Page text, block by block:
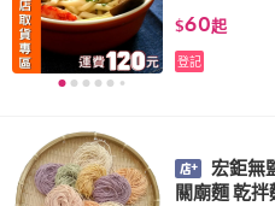
$60起
登記
宏鉅無
關廟麵 乾拌